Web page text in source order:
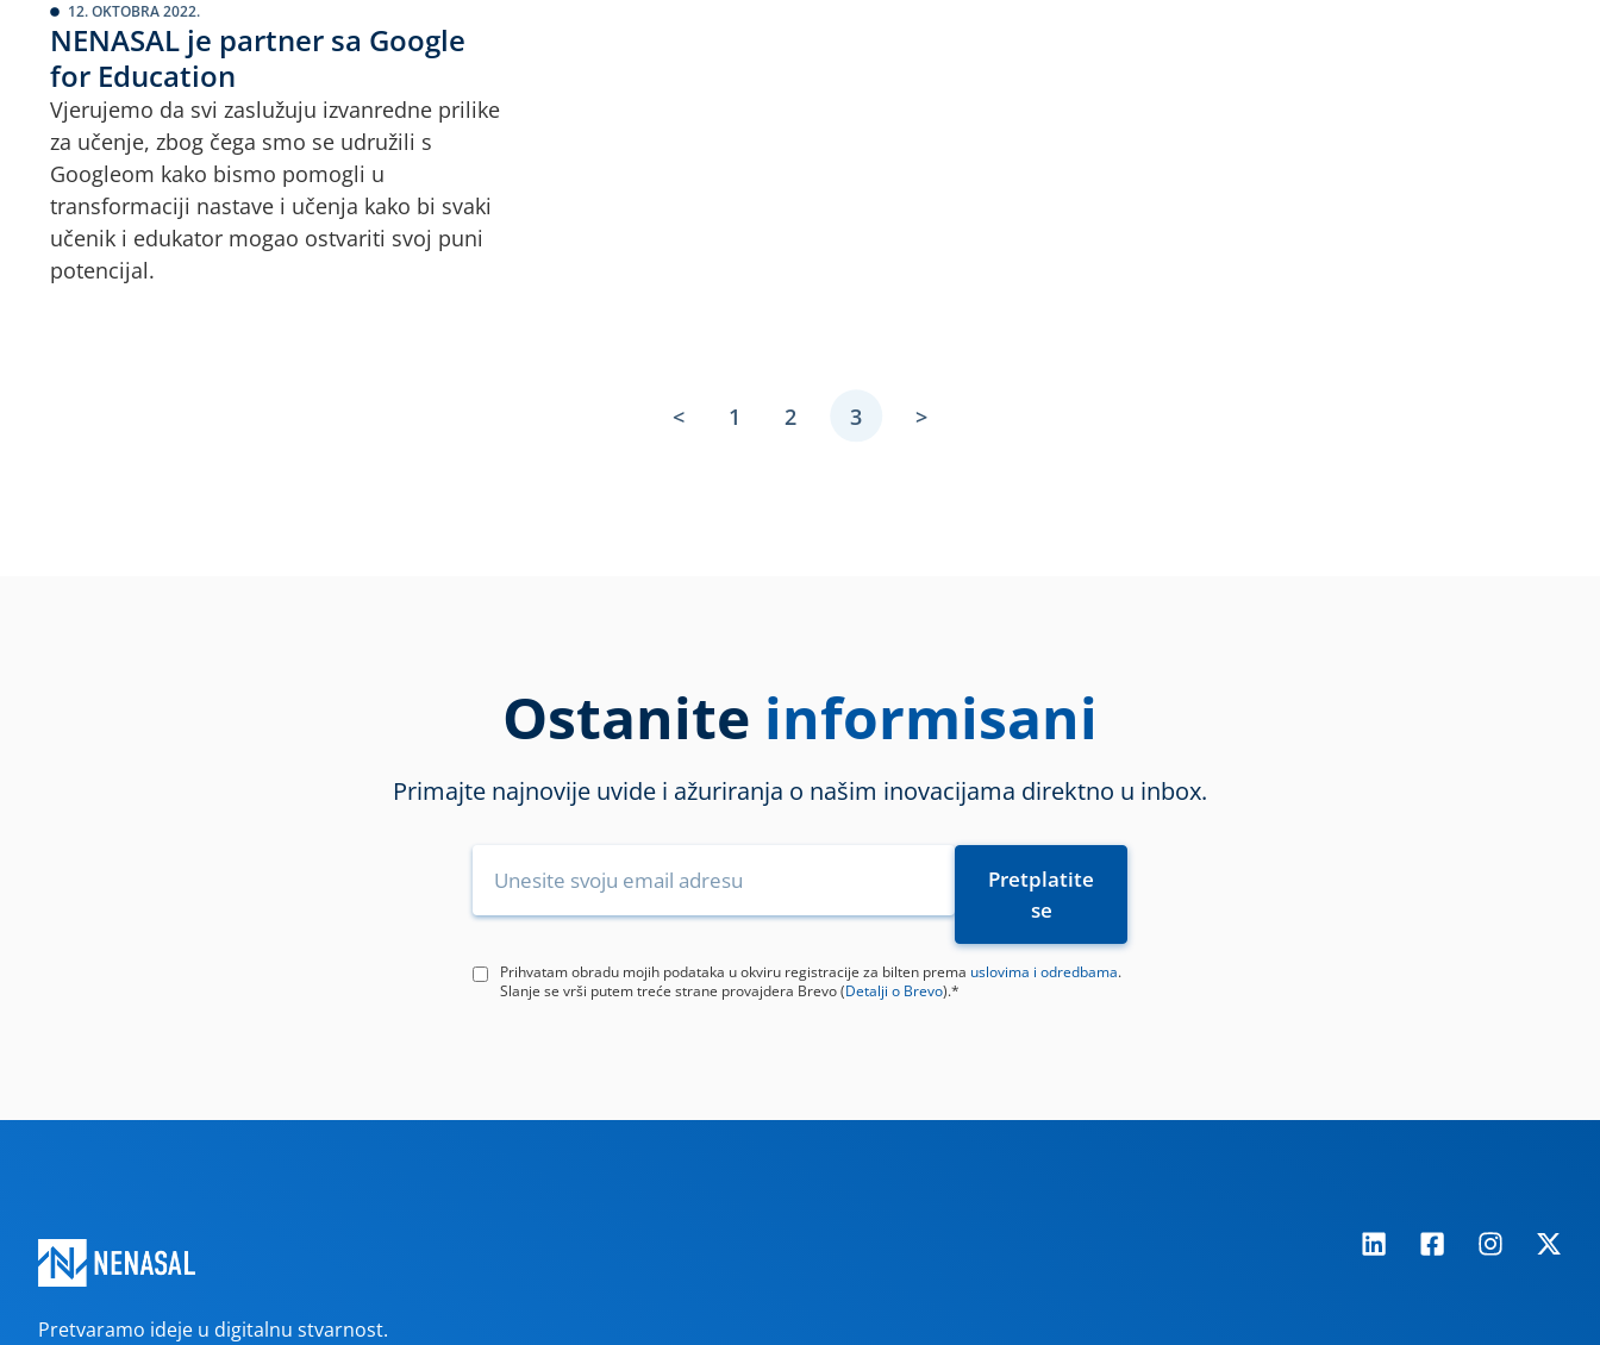
12. OKTOBRA 2022.
NENASAL je partner sa Google
for Education
Vjerujemo da svi zaslužuju izvanredne prilike
za učenje, zbog čega smo se udružili s
Googleom kako bismo pomogli u
transformaciji nastave i učenja kako bi svaki
učenik i edukator mogao ostvariti svoj puni
potencijal.
< 1 2 3 >
Ostanite angažovani
Primajte najnovije uvide i ažuriranja o našim inovacijama direktno u inbox.
Prihvatam obradu mojih podataka u okviru registracije za bilten prema uslovima i odredbama.
Slanje se vrši putem treće strane provajdera Brevo (Detalji o Brevo).*
Pretvaramo ideje u digitalnu stvarnost.